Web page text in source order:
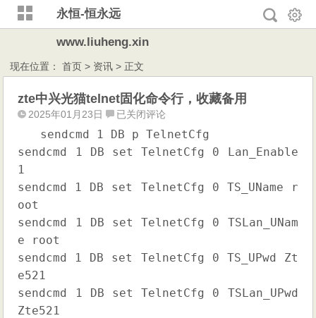
永恒-恒永远
www.liuheng.xin
现在位置：首页 > 资讯 > 正文
zte中兴光猫telnet固化命令行，收藏备用
2025年01月23日
zte
中
telnet
化
令
藏
已关闭评论
sendcmd 1 DB p TelnetCfg
sendcmd 1 DB set TelnetCfg 0 Lan_Enable
1
sendcmd 1 DB set TelnetCfg 0 TS_UName r
oot
sendcmd 1 DB set TelnetCfg 0 TSLan_UNam
e root
sendcmd 1 DB set TelnetCfg 0 TS_UPwd Zt
e521
sendcmd 1 DB set TelnetCfg 0 TSLan_UPwd
Zte521